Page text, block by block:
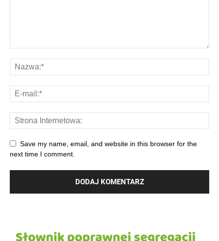
Save my name, email, and website in this browser for the
next time I comment.